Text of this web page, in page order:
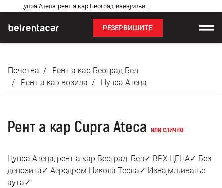
Цупра Атеца, рент а кар Београд, изнајмљивање аута: Бел✓
питања
РЕЗЕРВИШИТЕ
Цене
О нама
Најчешћа питања
Блог
Почетна
Рент а кар Београд Бел
Рент а кар возила
Цупра Атеца
Рент а кар Cupra Ateca или слично
Цупра Атеца, рент а кар Београд, Бел✓ ВРХ ЦЕНА✓ Без
депозита✓ Аеродром Никола Тесла✓ Изнајмљивање
аута✓